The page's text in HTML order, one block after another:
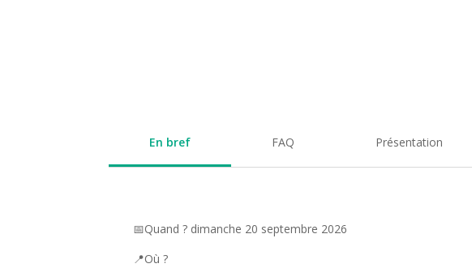
En bref FAQ Présentation
📅Quand ? dimanche 20 septembre 2026
📍Où ?